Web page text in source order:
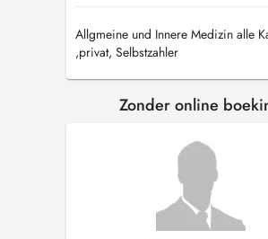
Allgmeine und Innere Medizin alle
,privat, Selbstzahler
Zonder online